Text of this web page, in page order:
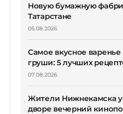
Новую бумажную
Татарстане
05.08.2026
Самое вкусное
груши: 5 лучших
07.08.2026
Жители Нижнекамска
дворе вечерний